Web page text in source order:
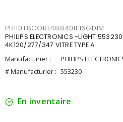
PHI10T8CORE48840IF16GDIM
PHILIPS ELECTRONICS -LIGHT
4K120/277/347 VITRE TYPE A
Manufacturier :
PHILIPS
# Manufacturier : 553230
En inventaire